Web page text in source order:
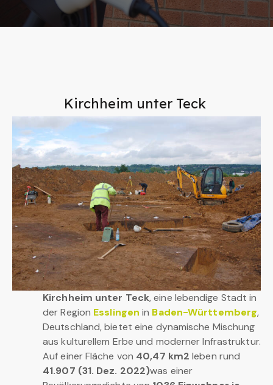
Kirchheim unter Teck
Kirchheim unter Teck, eine lebendige Stadt in
der Region Esslingen in Baden-Württemberg,
Deutschland, bietet eine dynamische Mischung
aus kulturellem Erbe und moderner Infrastruktur.
Auf einer Fläche von 40,47 km2 leben rund
41.907 (31. Dez. 2022)was einer